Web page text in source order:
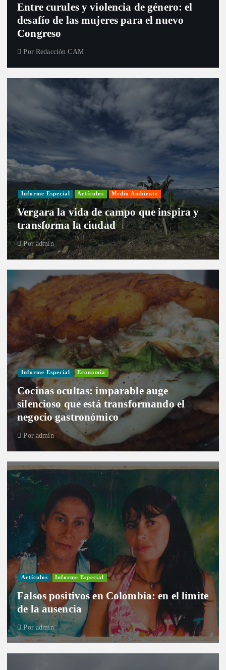
Entre curules y violencia de género: el
desafío de las mujeres para el nuevo
Congreso
Por Redacción CAM
Informe Especial Artículos Medio Ambiente
Vergara la vida de campo que inspira y
transforma la ciudad
Poradmin
Informe Especial Economía
Cocinas ocultas: imparable auge
silencioso que está transformando el
negocio gastronómico
Por admin
Artículos Informe Especial
Falsos positivos en Colombia: en el límite
de la ausencia
Por admin